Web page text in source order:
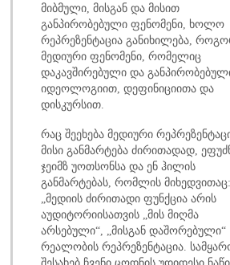
მიბმული, მისგან და მისით
განპირობებული ფენომენი, ხოლო
რეპრეზენტაცია განიხილება,
მედიური ფენომენი, რომელიც
დაკავშირებული და
იდეოლოგიით, დეფინიციითა და
დისკურსით.
რაც შეეხება მედიური
მისი განმარტება ძირითადად,
ჯეიმზ უოთსონსა და ენ ჰილის
განმარტებას, რომლის მიხედვითაც:
„მედიის ძირითადი ფუნქცია არის
აუდიტორიისათვის „მის მიღმა
არსებული“, „მისგან დაშორებული“
რეალობის რეპრეზენტაცია.
შესახებ ჩვენი ცოდნის უდიდესი